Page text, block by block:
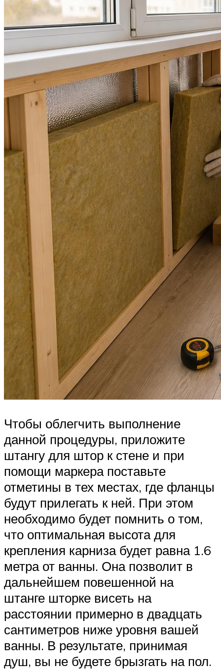
Чтобы облегчить выполнение
данной процедуры, приложите
штангу для штор к стене и при
помощи маркера поставьте
отметины в тех местах, где фланцы
будут прилегать к ней. При этом
необходимо будет помнить о том,
что оптимальная высота для
крепления карниза будет равна 1.6
метра от ванны. Она позволит в
дальнейшем повешенной на
штанге шторке висеть на
расстоянии примерно в двадцать
сантиметров ниже уровня вашей
ванны. В результате, принимая
душ, вы не будете брызгать на пол.